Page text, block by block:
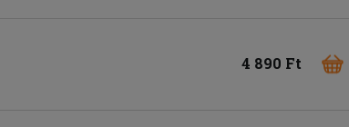
4 890 Ft